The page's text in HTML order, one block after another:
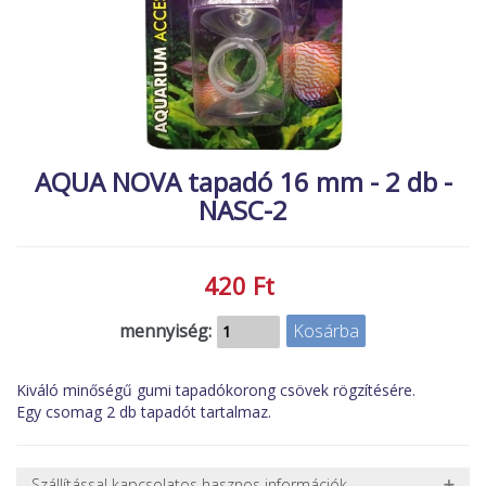
ÉLŐ ÉDESVÍZI
ÉLŐ TENGERI
KISÁLLATOK
NÖVÉNYEK
AQUA NOVA tapadó 16 mm - 2 db -
NASC-2
420 Ft
mennyiség:
Kiváló minőségű gumi tapadókorong csövek rögzítésére.
Egy csomag 2 db tapadót tartalmaz.